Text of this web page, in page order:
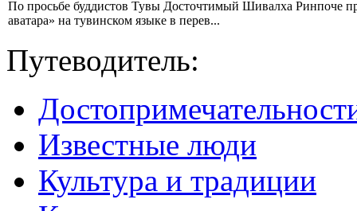
По просьбе буддистов Тувы Досточтимый Шивалха Ринпоче
аватара» на тувинском языке в перев...
Путеводитель:
Известные люди
Культура и традиции